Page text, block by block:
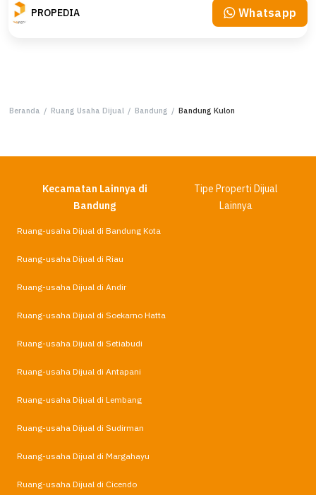
PROPEDIA Whatsapp
Beranda / Ruang Usaha Dijual / Bandung / Bandung Kulon
Kecamatan Lainnya di
Bandung
Tipe Properti Dijual
Lainnya
Ruang-usaha Dijual di Bandung Kota
Ruang-usaha Dijual di Riau
Ruang-usaha Dijual di Andir
Ruang-usaha Dijual di Soekarno Hatta
Ruang-usaha Dijual di Setiabudi
Ruang-usaha Dijual di Antapani
Ruang-usaha Dijual di Lembang
Ruang-usaha Dijual di Sudirman
Ruang-usaha Dijual di Margahayu
Ruang-usaha Dijual di Cicendo